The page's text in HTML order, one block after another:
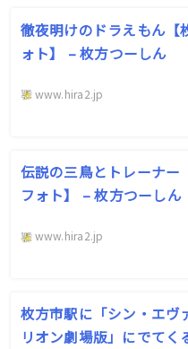
徹夜明けのドラえもん【
ォト】 – 枚方つーしん
www.hira2.jp
伝説の三鳥とトレーナー
フォト】 – 枚方つーしん
www.hira2.jp
枚方市駅に「シン・エヴ
リオン劇場版」にでてく